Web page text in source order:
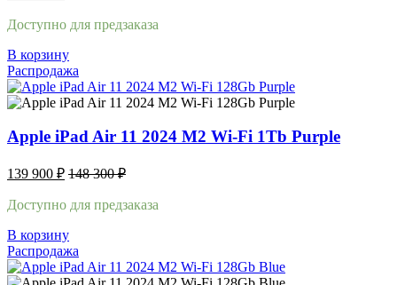
Доступно для предзаказа
В корзину
Распродажа
Apple iPad Air 11 2024 M2 Wi-Fi 1Tb Purple
139 900 ₽ 148 300₽
Доступно для предзаказа
В корзину
Распродажа